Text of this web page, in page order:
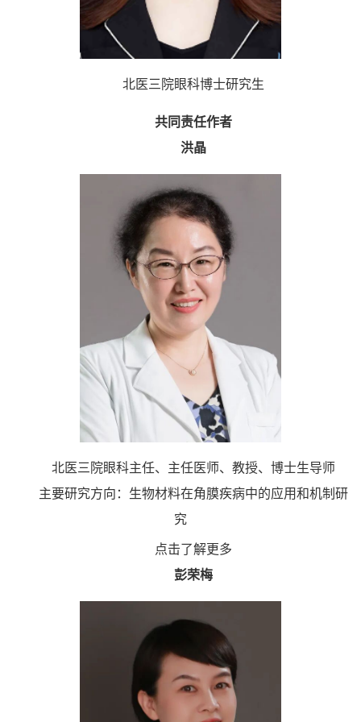
北医三院眼科博士研究生
共同责任作者
洪晶
北医三院眼科主任、主任医师、教授、博士生导师
主要研究方向：生物材料在角膜疾病中的应用和机制研
究
点击了解更多
彭荣梅